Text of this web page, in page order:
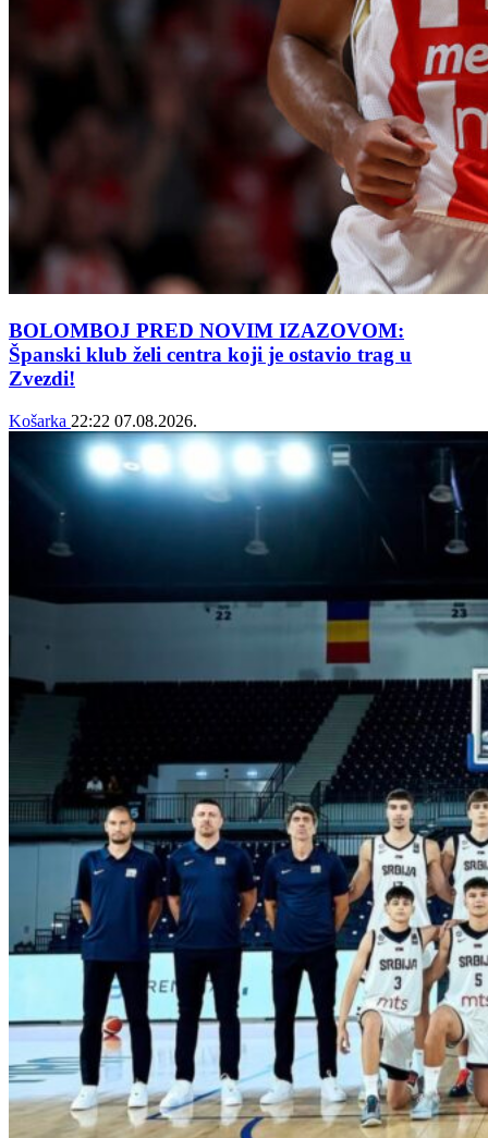
BOLOMBOJ PRED NOVIM IZAZOVOM:
Španski klub želi centra koji je ostavio trag u
Zvezdi!
Košarka 22:22 07.08.2026.